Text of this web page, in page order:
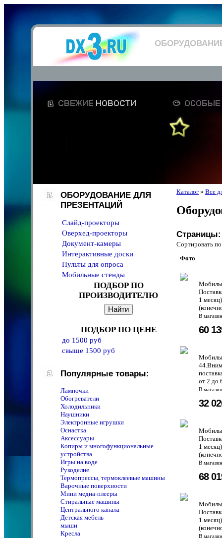
ОБОРУДОВАНИЕ ДЛЯ
ПРЕЗЕНТАЦИЙ
Слайд-проекторы
Оверхед-проекторы
Документ-камеры
Интерактивные доски
Пульты для опроса
Мобильные стенды
ПОДБОР ПО
ПРОИЗВОДИТЕЛЮ
ПОДБОР ПО ЦЕНЕ
до 1500 руб
свыше 1500 руб
Популярные товары:
Лампочки
Обогреватели
Холодильники
Наушники
Электронные игрушки
Оснастка
Аксессуары
Копиры и многофункциональные
устройства
Игры на воде
Рукоделие
Термопрессы, термоклеевые машины
Варочные поверхности
Мини медиа-плееры
Стиральные машины
Центрального канала
Детская мебель
мыши
Кресла
Каталог » Все
Страницы:
Сортировать
Фото
1
В
60
от 2 до
В
32
1
В
68
1
В